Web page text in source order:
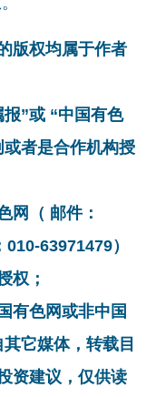
版权均属于作者
”或 “中国有色
者是合作机构授
网（ 邮件：
63971479）
权；
有色网或非中国
它媒体，转载目
资建议，仅供读